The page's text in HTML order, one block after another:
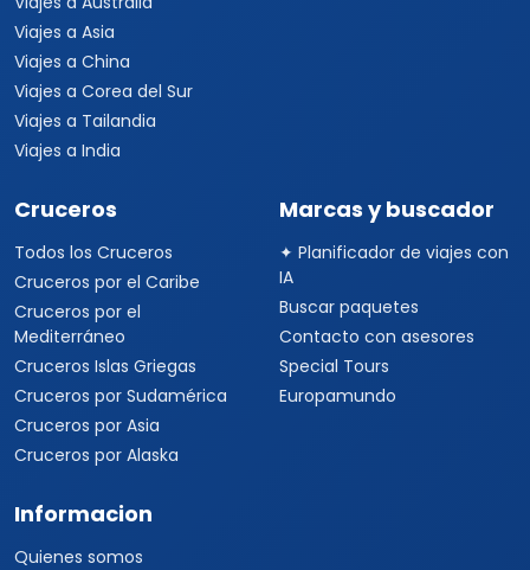
Viajes a Asia
Viajes a China
Viajes a Corea del Sur
Viajes a Tailandia
Viajes a India
Cruceros
Todos los Cruceros
Cruceros por el Caribe
Cruceros por el
Mediterráneo
Cruceros Islas Griegas
Cruceros por Sudamérica
Cruceros por Asia
Cruceros por Alaska
Marcas y buscador
✦ Planificador de viajes con
IA
Buscar paquetes
Contacto con asesores
Special Tours
Europamundo
Informacion
Quienes somos